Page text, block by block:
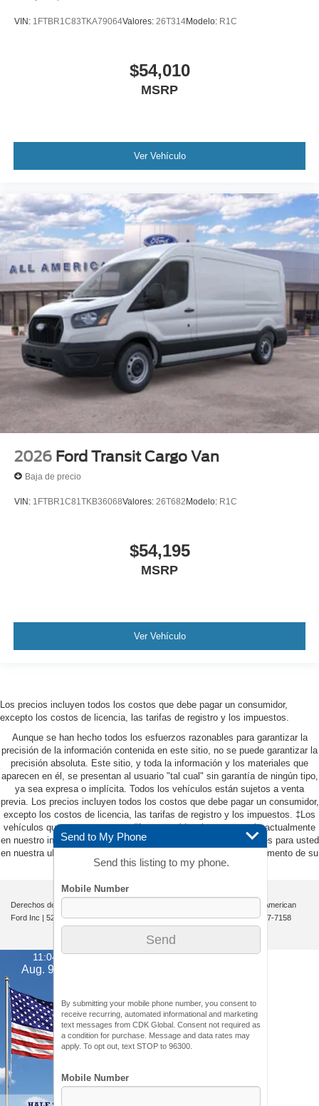
VIN: 1FTBR1C83TKA79064Valores: 26T314Modelo: R1C
$54,010
MSRP
Ver Vehículo
2026 Ford Transit Cargo Van
Baja de precio
VIN: 1FTBR1C81TKB36068Valores: 26T682Modelo: R1C
$54,195
MSRP
Ver Vehículo
Los precios incluyen todos los costos que debe pagar un consumidor,
excepto los costos de licencia, las tarifas de registro y los impuestos.
Aunque se han hecho todos los esfuerzos razonables para garantizar la
precisión de la información contenida en este sitio, no se puede garantizar la
precisión absoluta. Este sitio, y toda la información y los materiales que
aparecen en él, se presentan al usuario "tal cual" sin garantía de ningún tipo,
ya sea expresa o implícita. Todos los vehículos están sujetos a venta
previa. Los precios incluyen todos los costos que debe pagar un consumidor,
excepto los costos de licencia, las tarifas de registro y los impuestos. ‡Los
vehículos que se muestran en diferentes ubicaciones no están actualmente
en nuestro inventario (no en stock), pero pueden estar disponibles para usted
en nuestra ubicación dentro de una fecha razonable desde el momento de su
solicitud, que no exceda una semana.
Derechos de autor © 2026
| All American
Ford Inc
520 River Street,Hackensack,NJ07601-5907| Ventas:201-957-7158
11:04 am
Aug. 9, 2026
Send to My Phone
Send this listing to my phone.
By submitting your mobile phone number, you consent to
receive recurring, automated informational and marketing
text messages from CDK Global. Consent not required as
a condition for purchase. Message and data rates may
apply. To opt out, text STOP to 96300.